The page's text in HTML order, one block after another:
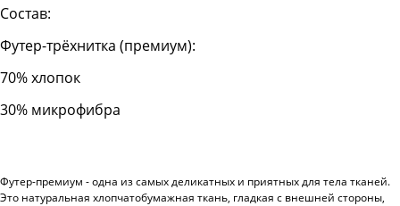
Состав:
Футер-трёхнитка (премиум):
70% хлопок
30% микрофибра
Футер-премиум - одна из самых деликатных и приятных для тела тканей.
Это натуральная хлопчатобумажная ткань, гладкая с внешней стороны,